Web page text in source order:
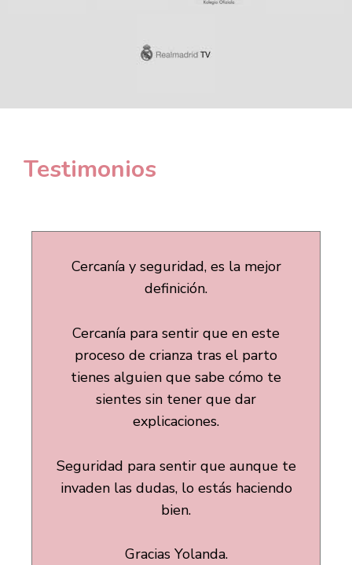
Testimonios
Cercanía y seguridad, es la mejor
definición.
Cercanía para sentir que en este
proceso de crianza tras el parto
tienes alguien que sabe cómo te
sientes sin tener que dar
explicaciones.
Seguridad para sentir que aunque te
invaden las dudas, lo estás haciendo
bien.
Gracias Yolanda.